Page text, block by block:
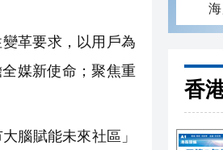
革要求，以用戶為
媒新使命；聚焦重
腦賦能未來社區」
香